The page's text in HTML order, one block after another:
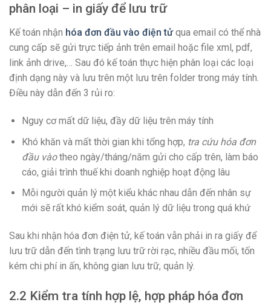
phân loại – in giấy để lưu trữ
Kế toán nhận hóa đơn đầu vào điện tửqua email có thể nhà
cung cấp sẽ gửi trực tiếp ảnh trên email hoặc file xml, pdf,
link ảnh drive,… Sau đó kế toán thực hiện phân loại các loại
định dạng này và lưu trên một lưu trên folder trong máy tính.
Điều này dẫn đến 3 rủi ro:
Nguy cơ mất dữ liệu, đầy dữ liệu trên máy tính
Khó khăn và mất thời gian khi tổng hợp, tra cứu hóa đơn
đầu vàotheo ngày/tháng/năm gửi cho cấp trên, làm báo
cáo, giải trình thuế khi doanh nghiệp hoạt động lâu
Mỗi người quản lý một kiểu khác nhau dẫn đến nhân sự
mới sẽ rất khó kiểm soát, quản lý dữ liệu trong quá khứ
Sau khi nhận hóa đơn điện tử, kế toán vẫn phải in ra giấy để
lưu trữ dẫn đến tình trạng lưu trữ rời rạc, nhiều đầu mối, tốn
kém chi phí in ấn, không gian lưu trữ, quản lý.
2.2 Kiểm tra tính hợp lệ, hợp pháp hóa đơn